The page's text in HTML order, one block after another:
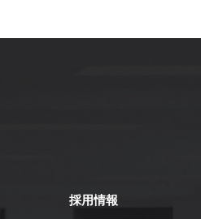
採用情報